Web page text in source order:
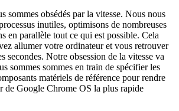
sommes obsédés par la vitesse. Nous nous
inutiles, optimisons de nombreuses
en parallèle tout ce qui est possible. Cela
allumer votre ordinateur et vous retrouver
secondes. Notre obsession de la vitesse va
sommes sommes en train de spécifier les
matériels de référence pour rendre
de Google Chrome OS la plus rapide